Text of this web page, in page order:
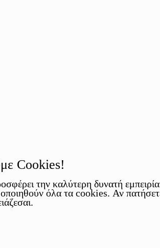
Cookies!
την καλύτερη δυνατή
όλα τα cookies. Αν